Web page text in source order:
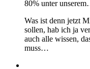
80% unter
Was ist denn jetzt
sollen, hab ich ja
auch alle wissen,
muss…